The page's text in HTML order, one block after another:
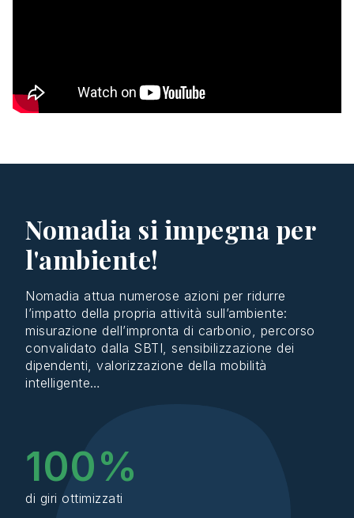
Nomadia si impegna per
l'ambiente!
Nomadia attua numerose azioni per ridurre
l’impatto della propria attività sull’ambiente:
misurazione dell’impronta di carbonio, percorso
convalidato dalla SBTI, sensibilizzazione dei
dipendenti, valorizzazione della mobilità
intelligente…
di giri ottimizzati
100%